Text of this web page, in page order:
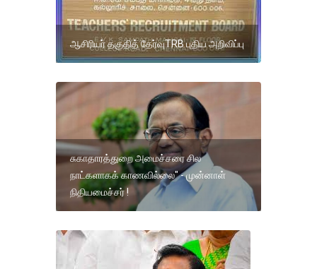
ஆசிரியர் தகுதித் தேர்வுTRB புதிய அறிவிப்பு
சுகாதாரத்துறை அமைச்சரை சில
நாட்களாகக் காணவில்லை" - முன்னாள்
நிதியமைச்சர் !